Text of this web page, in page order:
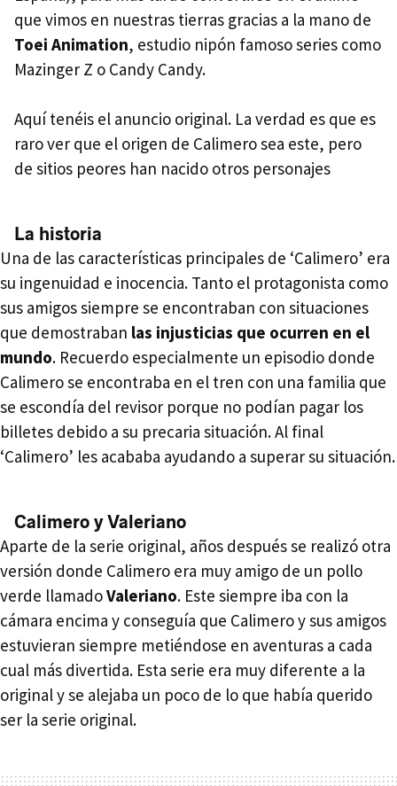
que vimos en nuestras tierras gracias a la mano de
Toei Animation, estudio nipón famoso series como
Mazinger Z o Candy Candy.
Aquí tenéis el anuncio original. La verdad es que es
raro ver que el origen de Calimero sea este, pero
de sitios peores han nacido otros personajes
La historia
Una de las características principales de ‘Calimero’ era
su ingenuidad e inocencia. Tanto el protagonista como
sus amigos siempre se encontraban con situaciones
que demostraban las injusticias que ocurren en el
mundo. Recuerdo especialmente un episodio donde
Calimero se encontraba en el tren con una familia que
se escondía del revisor porque no podían pagar los
billetes debido a su precaria situación. Al final
‘Calimero’ les acababa ayudando a superar su situación.
Calimero y Valeriano
Aparte de la serie original, años después se realizó otra
versión donde Calimero era muy amigo de un pollo
verde llamadoValeriano. Este siempre iba con la
cámara encima y conseguía que Calimero y sus amigos
estuvieran siempre metiéndose en aventuras a cada
cual más divertida. Esta serie era muy diferente a la
original y se alejaba un poco de lo que había querido
ser la serie original.